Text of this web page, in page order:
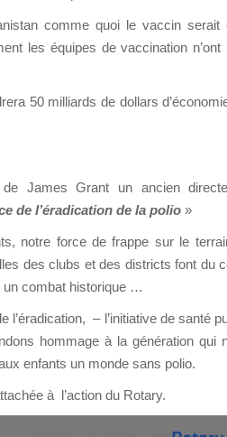
comme quoi le vaccin serait
les équipes de vaccination n’ont
50 milliards de dollars
James Grant un ancien
de l’éradication de la polio »
notre force de frappe sur le
des clubs et des districts font du
un combat historique …
l’éradication, – l’initiative de santé
hommage à la génération qui
enfants un monde sans polio.
à l’action du Rotary.